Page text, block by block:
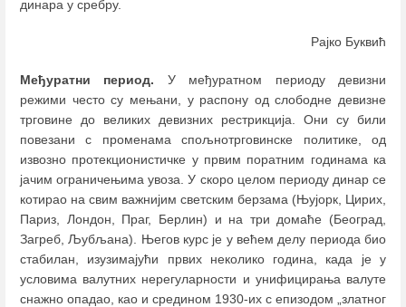
динара у сребру.
Рајко Буквић
Међуратни период. У међуратном периоду девизни
режими често су мењани, у распону од слободне девизне
трговине до великих девизних рестрикција. Они су били
повезани с променама спољнотрговинске политике, од
извозно протекционистичке у првим поратним годинама ка
јачим ограничењима увоза. У скоро целом периоду динар се
котирао на свим важнијим светским берзама (Њујорк, Цирих,
Париз, Лондон, Праг, Берлин) и на три домаће (Београд,
Загреб, Љубљана). Његов курс је у већем делу периода био
стабилан, изузимајући првих неколико година, када је у
условима валутних нерегуларности и унифицирања валуте
снажно опадао, као и средином 1930-их с епизодом „златног